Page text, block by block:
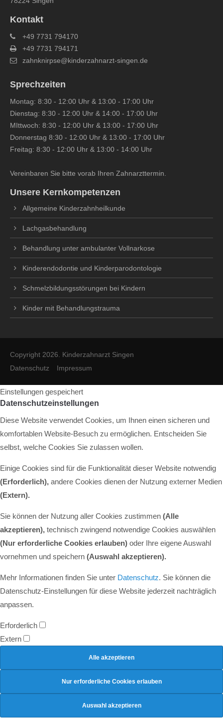
Kontakt
+49 7731 794170
+49 7731 794171
zahnknirpse@kinderzahnarzt-singen.de
Sprechzeiten
Montag: 8:30 - 12:00 Uhr & 13:00 - 17:00 Uhr
Dienstag: 8:30 - 12:00 Uhr & 14:00 - 17:00 Uhr
MIttwoch: 8:30 - 12:00 Uhr & 13:00 - 17:00 Uhr
Donnerstag 8:30 - 12:00 Uhr & 13:00 - 17:00 Uhr
Freitag: 8:30 - 12:00 Uhr & 13:00 - 14:00 Uhr
Vereinbaren Sie bitte vorab Ihren Zahnarzttermin.
Unsere Kernkompetenzen
Allgemeine Kinderzahnheilkunde
Lachgasbehandlung
Behandlung unter ambulanter Vollnarkose
Kinderendodontie und Kinderparodontologie
Schmelzbildungsstörungen bei Kindern
Kinder mit Behandlungstrauma
Copyright 2026. Kinderzahnarzt Singen
Datenschutz
Impressum
Einstellungen gespeichert
Datenschutzeinstellungen
Diese Website verwendet Cookies, um Ihnen einen sicheren und
komfortablen Website-Besuch zu ermöglichen. Entscheiden Sie
selbst, welche Cookies Sie zulassen wollen.
Einige Cookies sind für die Funktionalität dieser Website notwendig
(Erforderlich), andere Cookies dienen der Nutzung externer Medien
(Extern).
Sie können der Nutzung aller Cookies zustimmen (Alle
akzeptieren), technisch zwingend notwendige Cookies auswählen
(Nur erforderliche Cookies erlauben) oder Ihre eigene Auswahl
vornehmen und speichern (Auswahl akzeptieren).
Mehr Informationen finden Sie unter Datenschutz. Sie können die
Datenschutz-Einstellungen für diese Website jederzeit nachträglich
anpassen.
Erforderlich
Extern